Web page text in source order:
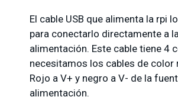
El cable USB que alimenta la rpi
para conectarlo directamente a
alimentación. Este cable tiene 4
necesitamos los cables de color
Rojo a V+ y negro a V- de la
alimentación.